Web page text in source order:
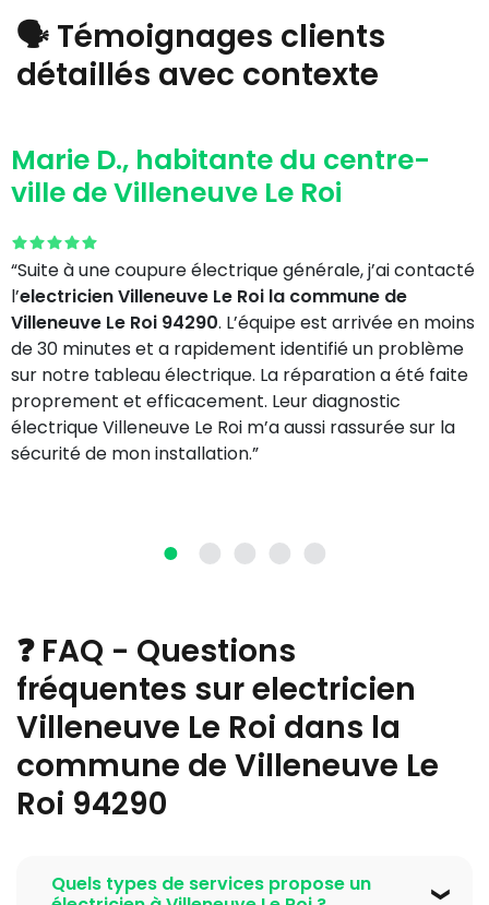
🗣️ Témoignages clients
détaillés avec contexte
Marie D., habitante du centre-
ville de Villeneuve Le Roi
“Suite à une coupure électrique générale, j’ai contacté
l’electricien Villeneuve Le Roi la commune de
Villeneuve Le Roi 94290. L’équipe est arrivée en moins
de 30 minutes et a rapidement identifié un problème
sur notre tableau électrique. La réparation a été faite
proprement et efficacement. Leur diagnostic
électrique Villeneuve Le Roi m’a aussi rassurée sur la
sécurité de mon installation.”
❓ FAQ - Questions
fréquentes sur electricien
Villeneuve Le Roi dans la
commune de Villeneuve Le
Roi 94290
Quels types de services propose un